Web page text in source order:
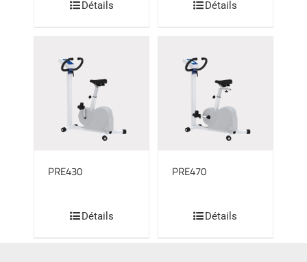
Détails Détails
PRE430
Détails
PRE470
Détails